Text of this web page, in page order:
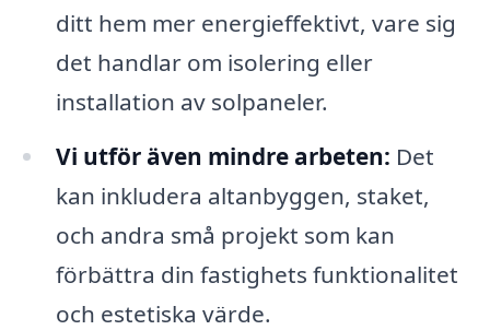
ditt hem mer energieffektivt, vare sig
det handlar om isolering eller
installation av solpaneler.
Vi utför även mindre arbeten: Det
kan inkludera altanbyggen, staket,
och andra små projekt som kan
förbättra din fastighets funktionalitet
och estetiska värde.